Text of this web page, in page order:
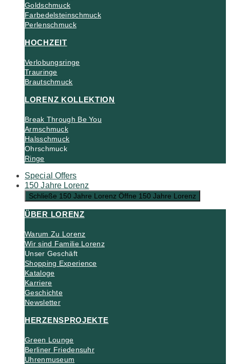
Goldschmuck
Farbedelsteinschmuck
Perlenschmuck
HOCHZEIT
Verlobungsringe
Trauringe
Brautschmuck
LORENZ KOLLEKTION
Break Through Be You
Armschmuck
Halsschmuck
Ohrschmuck
Ringe
Special Offers
150 Jahre Lorenz
Schließe 150 Jahre Lorenz Öffne 150 Jahre Lorenz
ÜBER LORENZ
Warum Zu Lorenz
Wir sind Familie Lorenz
Unser Geschäft
Shopping Experience
Kataloge
Karriere
Geschichte
Newsletter
HERZENSPROJEKTE
Green Lounge
Berliner Friedensuhr
Uhrenmuseum